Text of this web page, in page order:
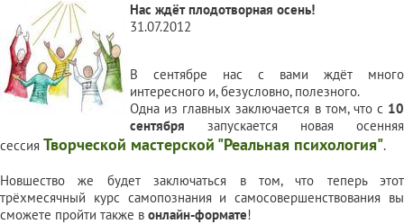
Нас ждёт плодотворная осень!
31.07.2012
В сентябре нас с вами ждёт много
интересного и, безусловно, полезного.
Одна из главных заключается в том, что с 10
сентября запускается новая осенняя
сессия Творческой мастерской "Реальная психология".
Новшество же будет заключаться в том, что теперь этот
трёхмесячный курс самопознания и самосовершенствования вы
сможете пройти также в онлайн-формате!